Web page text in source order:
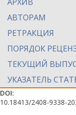
АВТОРАМ
РЕТРАКЦИЯ
ПОРЯДОК
ТЕКУЩИЙ
УКАЗАТЕЛЬ
DOI:
10.18413/2408-9338-